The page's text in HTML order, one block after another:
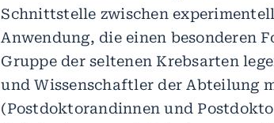
Schnittstelle zwischen
Anwendung, die einen besonderen
Gruppe der seltenen Krebsarten
und Wissenschaftler der Abteilung
(Postdoktorandinnen und